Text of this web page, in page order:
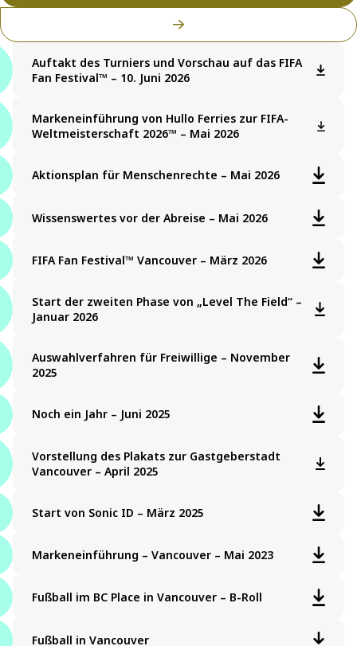
Auftakt des Turniers und Vorschau auf das FIFA
Fan Festival™ – 10. Juni 2026
Markeneinführung von Hullo Ferries zur FIFA-
Weltmeisterschaft 2026™ – Mai 2026
Aktionsplan für Menschenrechte – Mai 2026
Wissenswertes vor der Abreise – Mai 2026
FIFA Fan Festival™ Vancouver – März 2026
Start der zweiten Phase von „Level The Field“ –
Januar 2026
Auswahlverfahren für Freiwillige – November
2025
Noch ein Jahr – Juni 2025
Vorstellung des Plakats zur Gastgeberstadt
Vancouver – April 2025
Start von Sonic ID – März 2025
Markeneinführung – Vancouver – Mai 2023
Fußball im BC Place in Vancouver – B-Roll
Fußball in Vancouver